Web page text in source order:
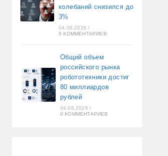
колебаний снизился до
3%
04.08.2026 /
0 КОММЕНТАРИЕВ
Общий объем
российского рынка
робототехники достиг
80 миллиардов
рублей
04.08.2026 /
0 КОММЕНТАРИЕВ